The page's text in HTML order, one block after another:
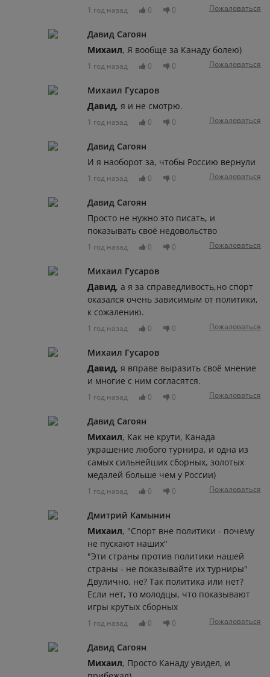
1 год назад 0 0 Пожаловаться
Давид Сагоян
Михаил, Я вообще за Канаду болею)
1 год назад 0 0 Пожаловаться
Михаил Гусаров
Давид, я и не смотрю.
1 год назад 0 0 Пожаловаться
Давид Сагоян
И я наоборот за, чтобы Россию вернули
1 год назад 0 0 Пожаловаться
Давид Сагоян
Просто не нужно это писать, и
показывать своё недовольство
1 год назад 0 0 Пожаловаться
Михаил Гусаров
Давид, а я за справедливость,но спорт
оказался очень зависимым от политики,
к сожалению.
1 год назад 0 0 Пожаловаться
Михаил Гусаров
Давид, я вправе выразить своё мнение
и многие с ним согласятся.
1 год назад 0 0 Пожаловаться
Давид Сагоян
Михаил, Как не крути, Канада
украшение любого турнира, и одна из
самых сильнейших сборных, золотых
медалей больше чем у России)
1 год назад 0 0 Пожаловаться
Дмитрий Камынин
Михаил, "Спорт вне политики - почему
не пускают наших"
"Эти страны против политики нашей
страны - не показывайте их турниры"
Двулично, не? Так политика или нет?
Если нет, то молодцы, что показывают
игры крутых сборных
1 год назад 0 0 Пожаловаться
Давид Сагоян
Михаил, Просто Канаду увидел, и